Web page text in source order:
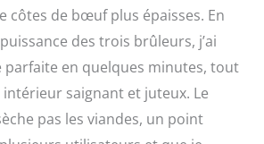
côtes de bœuf plus épaisses. En
des trois brûleurs, j’ai
parfaite en quelques minutes, tout
saignant et juteux. Le
pas les viandes, un point